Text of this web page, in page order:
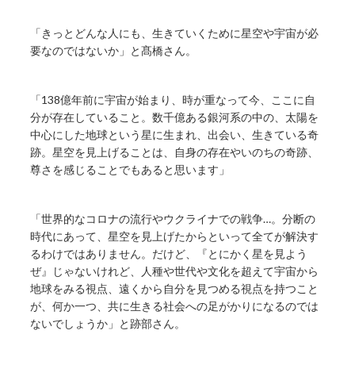
「きっとどんな人にも、生きていくために星空や宇宙が必
要なのではないか」と髙橋さん。
「138億年前に宇宙が始まり、時が重なって今、ここに自
分が存在していること。数千億ある銀河系の中の、太陽を
中心にした地球という星に生まれ、出会い、生きている奇
跡。星空を見上げることは、自身の存在やいのちの奇跡、
尊さを感じることでもあると思います」
「世界的なコロナの流行やウクライナでの戦争…。分断の
時代にあって、星空を見上げたからといって全てが解決す
るわけではありません。だけど、『とにかく星を見よう
ぜ』じゃないけれど、人種や世代や文化を超えて宇宙から
地球をみる視点、遠くから自分を見つめる視点を持つこと
が、何か一つ、共に生きる社会への足がかりになるのでは
ないでしょうか」と跡部さん。